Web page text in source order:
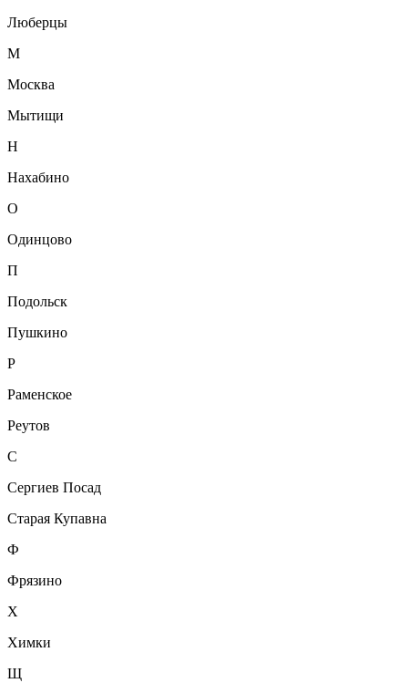
Люберцы
М
Москва
Мытищи
Н
Нахабино
О
Одинцово
П
Подольск
Пушкино
Р
Раменское
Реутов
С
Сергиев Посад
Старая Купавна
Ф
Фрязино
Х
Химки
Щ